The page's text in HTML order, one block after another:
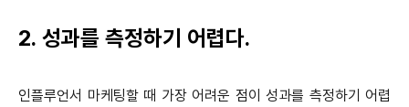
2. 성과를 측정하기 어렵다.
인플루언서 마케팅할 때 가장 어려운 점이 성과를 측정하기 어렵